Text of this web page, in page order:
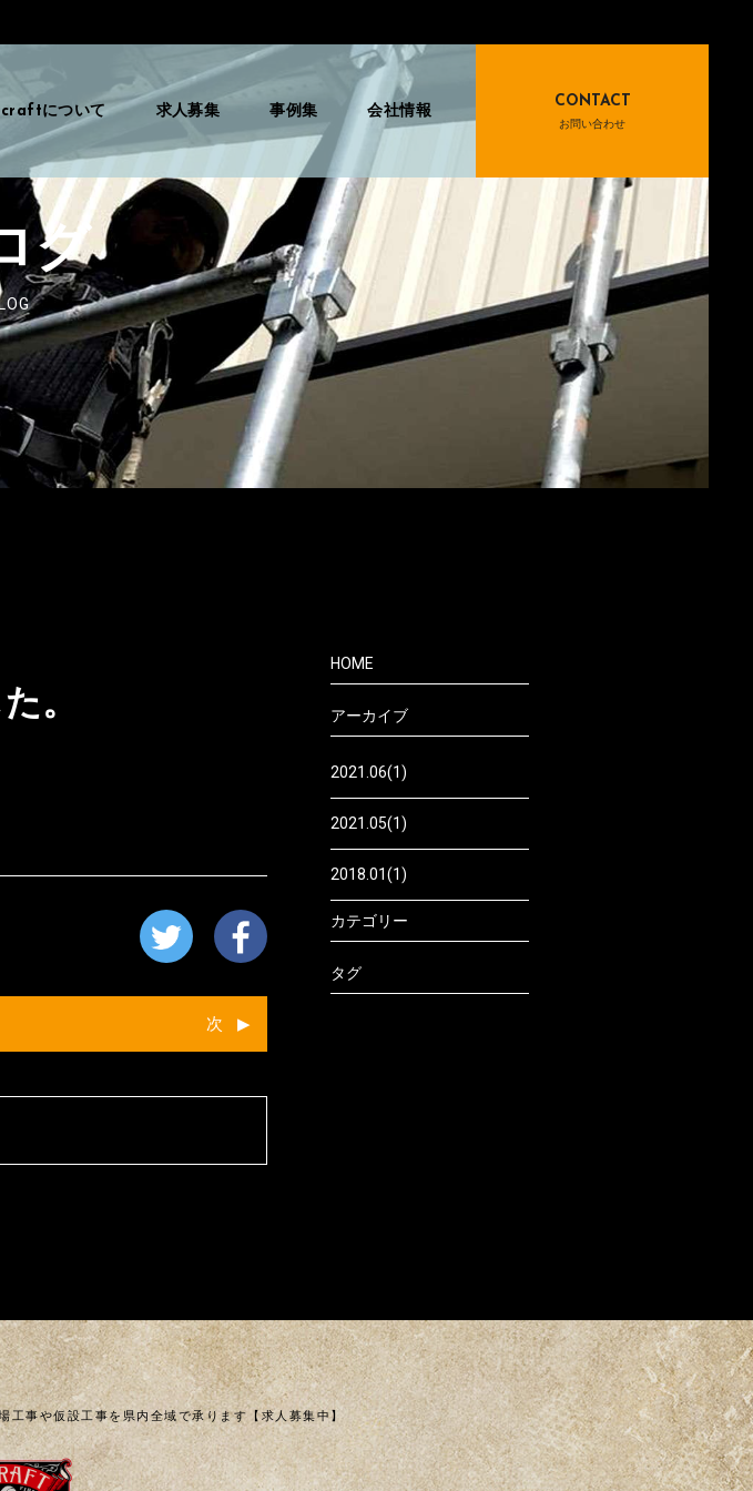
グ
。
次
HOME
アーカイブ
2021.06(1)
2021.05(1)
2018.01(1)
カテゴリー
タグ
事や仮設工事を県内全域で承ります【求人募集中】
について 求人募集 事例集 会社情報
CONTACT
お問い合わせ